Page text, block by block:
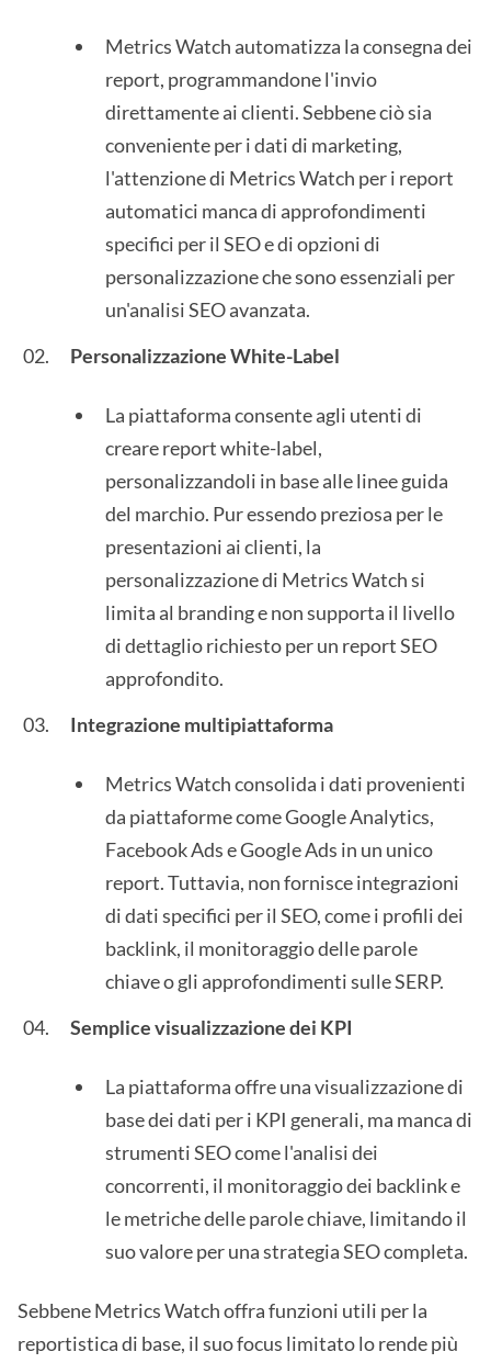
Metrics Watch automatizza la consegna dei
report, programmandone l'invio
direttamente ai clienti. Sebbene ciò sia
conveniente per i dati di marketing,
l'attenzione di Metrics Watch per i report
automatici manca di approfondimenti
specifici per il SEO e di opzioni di
personalizzazione che sono essenziali per
un'analisi SEO avanzata.
Personalizzazione White-Label
La piattaforma consente agli utenti di
creare report white-label,
personalizzandoli in base alle linee guida
del marchio. Pur essendo preziosa per le
presentazioni ai clienti, la
personalizzazione di Metrics Watch si
limita al branding e non supporta il livello
di dettaglio richiesto per un report SEO
approfondito.
Integrazione multipiattaforma
Metrics Watch consolida i dati provenienti
da piattaforme come Google Analytics,
Facebook Ads e Google Ads in un unico
report. Tuttavia, non fornisce integrazioni
di dati specifici per il SEO, come i profili dei
backlink, il monitoraggio delle parole
chiave o gli approfondimenti sulle SERP.
Semplice visualizzazione dei KPI
La piattaforma offre una visualizzazione di
base dei dati per i KPI generali, ma manca di
strumenti SEO come l'analisi dei
concorrenti, il monitoraggio dei backlink e
le metriche delle parole chiave, limitando il
suo valore per una strategia SEO completa.
Sebbene Metrics Watch offra funzioni utili per la
reportistica di base, il suo focus limitato lo rende più